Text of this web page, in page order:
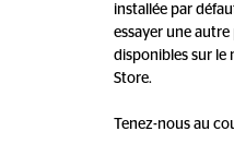
installée par
essayer une
disponibles sur le
Store.
Tenez-nous au